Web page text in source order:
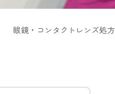
眼鏡・コンタクトレンズ処方